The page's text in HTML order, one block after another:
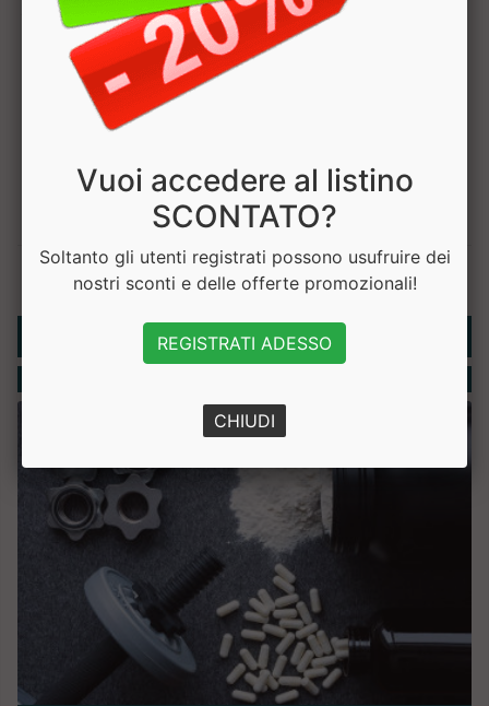
Rubriche
Vuoi accedere al listino
SCONTATO?
Soltanto gli utenti registrati possono usufruire dei
nostri sconti e delle offerte promozionali!
REGISTRATI ADESSO
CHIUDI